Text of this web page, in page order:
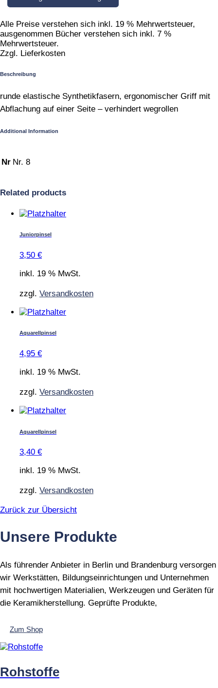
Alle Preise verstehen sich inkl. 19 % Mehrwertsteuer,
ausgenommen Bücher verstehen sich inkl. 7 %
Mehrwertsteuer.
Zzgl. Lieferkosten
Beschreibung
runde elastische Synthetikfasern, ergonomischer Griff mit
Abflachung auf einer Seite – verhindert wegrollen
Additional Information
Nr Nr. 8
Related products
Juniorpinsel
3,50 €
inkl. 19 % MwSt.
zzgl. Versandkosten
Aquarellpinsel
4,95 €
inkl. 19 % MwSt.
zzgl. Versandkosten
Aquarellpinsel
3,40 €
inkl. 19 % MwSt.
zzgl. Versandkosten
Zurück zur Übersicht
Unsere Produkte
Als führender Anbieter in Berlin und Brandenburg versorgen
wir Werkstätten, Bildungseinrichtungen und Unternehmen
mit hochwertigen Materialien, Werkzeugen und Geräten für
die Keramikherstellung. Geprüfte Produkte,
Zum Shop
Rohstoffe